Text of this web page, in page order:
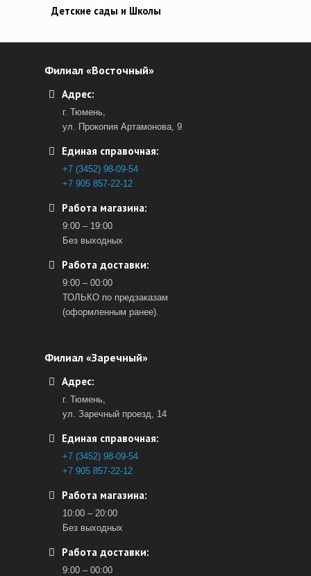
Детские сады и Школы
Филиал «Восточный»
Адрес:
г. Тюмень,
ул. Прокопия Артамонова, 9
Единая справочная:
+7 (3452) 98-09-54
+7 905 857-22-12
Работа магазина:
9:00 – 19:00
Без выходных
Работа доставки:
9:00 – 00:00
ТОЛЬКО по предзаказам
(оформленным ранее).
Филиал «Заречный»
Адрес:
г. Тюмень,
ул. Заречный проезд, 14
Единая справочная:
+7 (3452) 98-09-54
+7 905 857-22-12
Работа магазина:
10:00 – 20:00
Без выходных
Работа доставки:
9:00 – 00:00